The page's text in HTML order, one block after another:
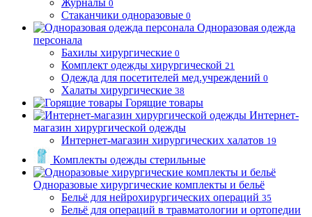
Журналы 0
Стаканчики одноразовые 0
Одноразовая одежда
персонала
Бахилы хирургические 0
Комплект одежды хирургической 21
Одежда для посетителей мед.учреждений 0
Халаты хирургические 38
Горящие товары
Интернет-
магазин хирургической одежды
Интернет-магазин хирургических халатов 19
Комплекты одежды стерильные
Одноразовые хирургические комплекты и бельё
Бельё для нейрохирургических операций 35
Бельё для операций в травматологии и ортопедии